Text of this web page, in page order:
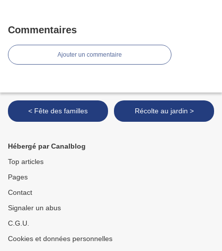
Commentaires
Ajouter un commentaire
< Fête des familles Récolte au jardin >
Hébergé par Canalblog
Top articles
Pages
Contact
Signaler un abus
C.G.U.
Cookies et données personnelles